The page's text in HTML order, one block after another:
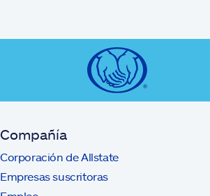
Compañía
Corporación de Allstate
Empresas suscritoras